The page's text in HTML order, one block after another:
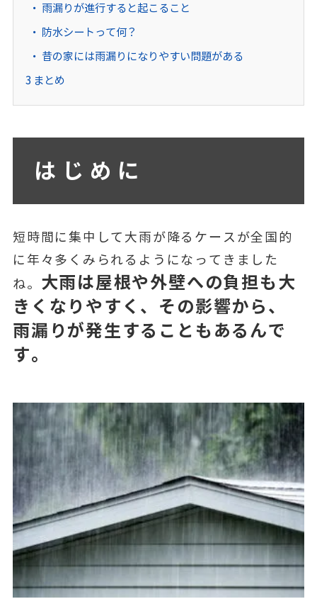
雨漏りが進行すると起こること
防水シートって何？
昔の家には雨漏りになりやすい問題がある
3 まとめ
はじめに
短時間に集中して大雨が降るケースが全国的
に年々多くみられるようになってきました
ね。 大雨は屋根や外壁への負担も大
きくなりやすく、その影響から、
雨漏りが発生することもあるんで
す。